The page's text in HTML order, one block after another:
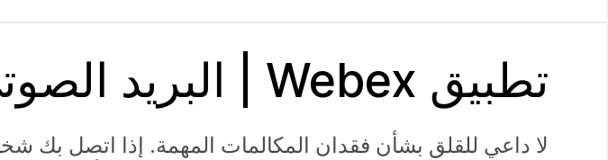
تطبيق Webex | البريد الصوتي
لا داعي للقلق بشأن فقدان المكالمات المهمة. إذا اتصل بك